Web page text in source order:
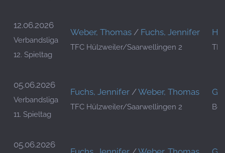
12.06.2026
Verbandsliga
12. Spieltag
Weber, Thomas / Fuchs, Jennifer
TFC Hülzweiler/Saarwellingen 2
05.06.2026
Verbandsliga
11. Spieltag
Fuchs, Jennifer /Weber, Thomas
TFC Hülzweiler/Saarwellingen 2
05.06.2026